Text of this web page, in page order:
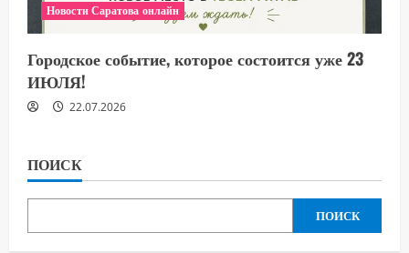
Новости Саратова онлайн
Городское событие, которое состоится уже 23
ИЮЛЯ!
22.07.2026
ПОИСК
ПОИСК